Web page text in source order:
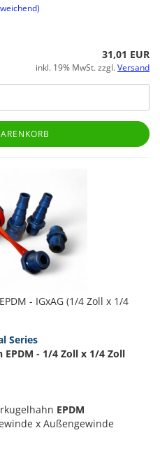
31,01 EUR
inkl. 19% MwSt. zzgl.Versand
- IGxAG (1/4 Zoll x 1/4
Series
- 1/4 Zoll x 1/4 Zoll
EPDM
x Außengewinde